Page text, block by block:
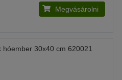
Megvásárolni
hóember 30x40 cm 620021